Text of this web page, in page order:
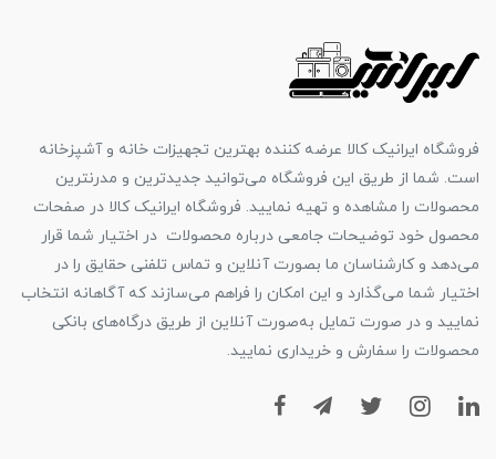
فروشگاه ایرانیک کالا عرضه کننده بهترین تجهیزات خانه و آشپزخانه
است. شما از طریق این فروشگاه می‌توانید جدیدترین و مدرنترین
محصولات را مشاهده و تهیه نمایید. فروشگاه ایرانیک کالا در صفحات
محصول خود توضیحات جامعی درباره محصولات در اختیار شما قرار
می‌دهد و کارشناسان ما بصورت آنلاین و تماس تلفنی حقایق را در
اختیار شما می‌گذارد و این امکان را فراهم می‌سازند که آگاهانه انتخاب
نمایید و در صورت تمایل به‌صورت آنلاین از طریق درگاه‌های بانکی
محصولات را سفارش و خریداری نمایید.